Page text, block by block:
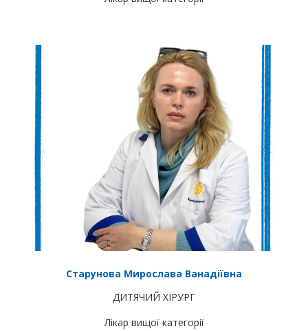
Старунова Мирослава Ванадіївна
ДИТЯЧИЙ ХІРУРГ
Лікар вищої категорії